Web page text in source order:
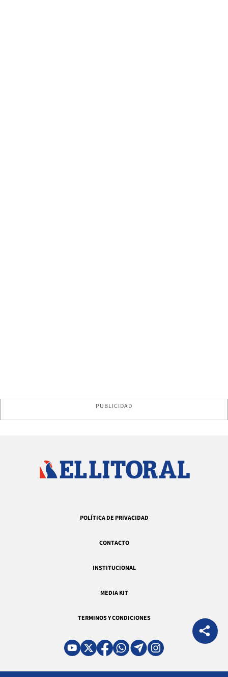
PUBLICIDAD
POLÍTICA DE PRIVACIDAD
CONTACTO
INSTITUCIONAL
MEDIA KIT
TERMINOS Y CONDICIONES